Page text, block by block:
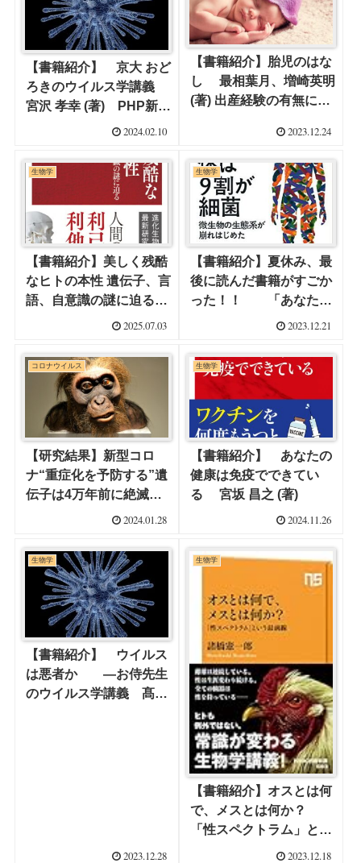
【書籍紹介】 京大 おど
ろきのウイルス学講義
宮沢 孝幸 (著) PHP新
書 人はウイルスととも
2024.02.10
【書籍紹介】胎児のはな
し 最相葉月、増崎英明
(著) 出産経験の有無に関
しくて、ためになる!
2023.12.24
生物学
【書籍紹介】美しく残酷
なヒトの本性 遺伝子、言
語、自意識の謎に迫る
長谷川 眞理子 (著)2025.07.03
生物学
【書籍紹介】夏休み、最
後に読んだ書籍がすごか
った！！ 「あなたの
体は9割が細菌」 10％
2023.12.21
コロナウイルス
【研究結果】新型コロ
ナ“重症化を予防する”遺
伝子は4万年前に絶滅し
たネアンデルタール人由
2024.01.28
生物学
【書籍紹介】 あなたの
健康は免疫でできてい
る 宮坂 昌之 (著)
2024.11.26
生物学
【書籍紹介】 ウイルス
は悪者か ―お侍先生
のウイルス学講義 髙田
2023.12.28
生物学
【書籍紹介】オスとは何
で、メスとは何か？
「性スペクトラム」とい
う最前線 「生物の性は
2023.12.18